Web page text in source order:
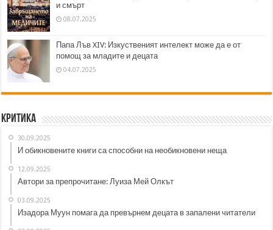
и смърт
08.07.2025
Папа Лъв XIV: Изкуственият интелект може да е от
помощ за младите и децата
04.07.2025
Критика
30.09.2025
И обикновените книги са способни на необикновени неща
12.09.2025
Автори за препрочитане: Луиза Мей Олкът
03.09.2025
Изадора Муун помага да превърнем децата в запалени читатели